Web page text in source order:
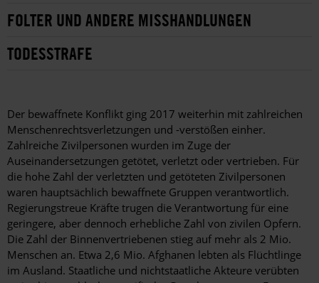
FOLTER UND ANDERE MISSHANDLUNGEN
TODESSTRAFE
Der bewaffnete Konflikt ging 2017 weiterhin mit zahlreichen
Menschenrechtsverletzungen und -verstößen einher.
Zahlreiche Zivilpersonen wurden im Zuge der
Auseinandersetzungen getötet, verletzt oder vertrieben. Für
die hohe Zahl der verletzten und getöteten Zivilpersonen
waren hauptsächlich bewaffnete Gruppen verantwortlich.
Regierungstreue Kräfte trugen die Verantwortung für eine
geringere, aber dennoch erhebliche Zahl von zivilen Opfern.
Die Zahl der Binnenvertriebenen stieg auf mehr als 2 Mio.
Menschen an. Etwa 2,6 Mio. Afghanen lebten als Flüchtlinge
im Ausland. Staatliche und nichtstaatliche Akteure verübten